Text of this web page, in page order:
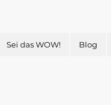
Sei das WOW! Blog